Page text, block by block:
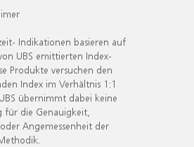
Indikationen basieren auf
UBS emittierten Index-
Produkte versuchen den
Index im Verhältnis 1:1
übernimmt dabei keine
für die Genauigkeit,
Angemessenheit der